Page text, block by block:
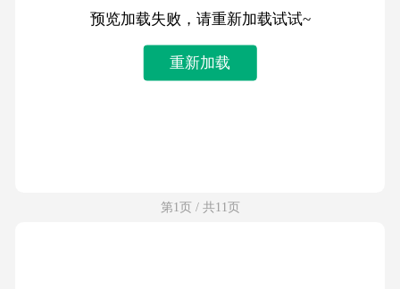
预览加载失败，请重新加载试试~
重新加载
第1页 / 共11页